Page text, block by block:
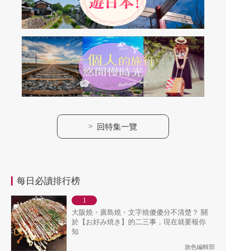
> 回特集一覽
每日必讀排行榜
大阪燒・廣島燒・文字燒傻傻分不清楚？ 關
於【お好み焼き】的二三事，現在就要報你
知
旅色編輯部